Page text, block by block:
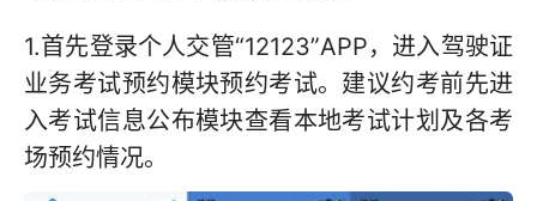
1.首先登录个人交管“12123”APP，进入驾驶证
业务考试预约模块预约考试。建议约考前先进
入考试信息公布模块查看本地考试计划及各考
场预约情况。